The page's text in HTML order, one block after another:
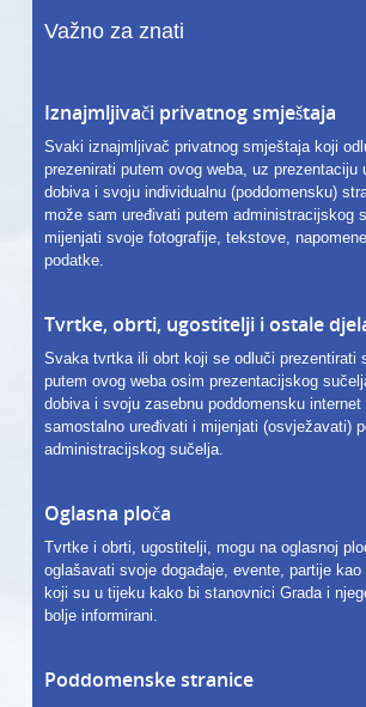
Važno za znati
Iznajmljivači privatnog smještaja
Svaki iznajmljivač privatnog smještaja koji
prezenirati putem ovog weba, uz prezentaciju
dobiva i svoju individualnu (poddomensku)
može sam uređivati putem administracijskog
mijenjati svoje fotografije, tekstove,
podatke.
Tvrtke, obrti, ugostitelji i ostale
Svaka tvrtka ili obrt koji se odluči prezentirati
putem ovog weba osim prezentacijskog
dobiva i svoju zasebnu poddomensku
samostalno uređivati i mijenjati (osvježavati)
administracijskog sučelja.
Oglasna ploča
Tvrtke i obrti, ugostitelji, mogu na oglasnoj
oglašavati svoje događaje, evente, partije
koji su u tijeku kako bi stanovnici Grada i
bolje informirani.
Poddomenske stranice